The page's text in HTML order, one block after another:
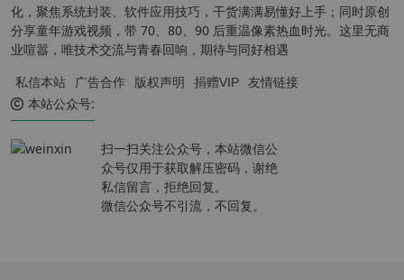
化，聚焦系统封装、软件应用技巧，干货满满易懂好上手；同时原创
分享童年游戏视频，带 70、80、90 后重温像素热血时光。这里无商
业喧嚣，唯技术交流与青春回响，期待与同好相遇
私信本站 广告合作 版权声明 捐赠VIP 友情链接
本站公众号:
扫一扫关注公众号，本站微信公
众号仅用于获取解压密码，谢绝
私信留言，拒绝回复。
微信公众号不引流，不回复。